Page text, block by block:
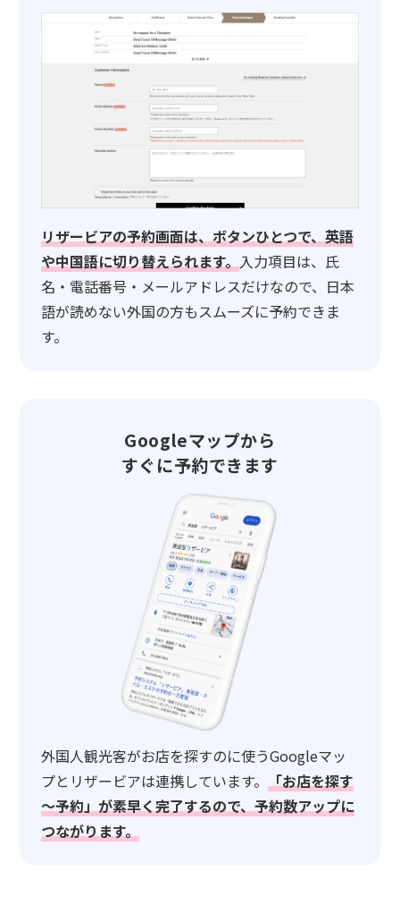
リザービアの予約画面は、ボタンひとつで、英語
や中国語に切り替えられます。入力項目は、氏
名・電話番号・メールアドレスだけなので、日本
語が読めない外国の方もスムーズに予約できま
す。
Googleマップから
すぐに予約できます
外国人観光客がお店を探すのに使うGoogleマッ
プとリザービアは連携しています。「お店を探す
～予約」が素早く完了するので、予約数アップに
つながります。